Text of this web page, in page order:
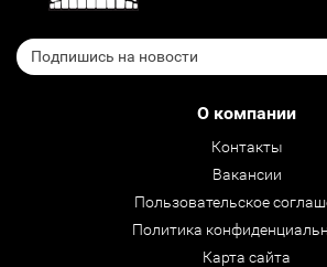
О компании
Контакты
Вакансии
Пользовательское
Политика
Карта сайта